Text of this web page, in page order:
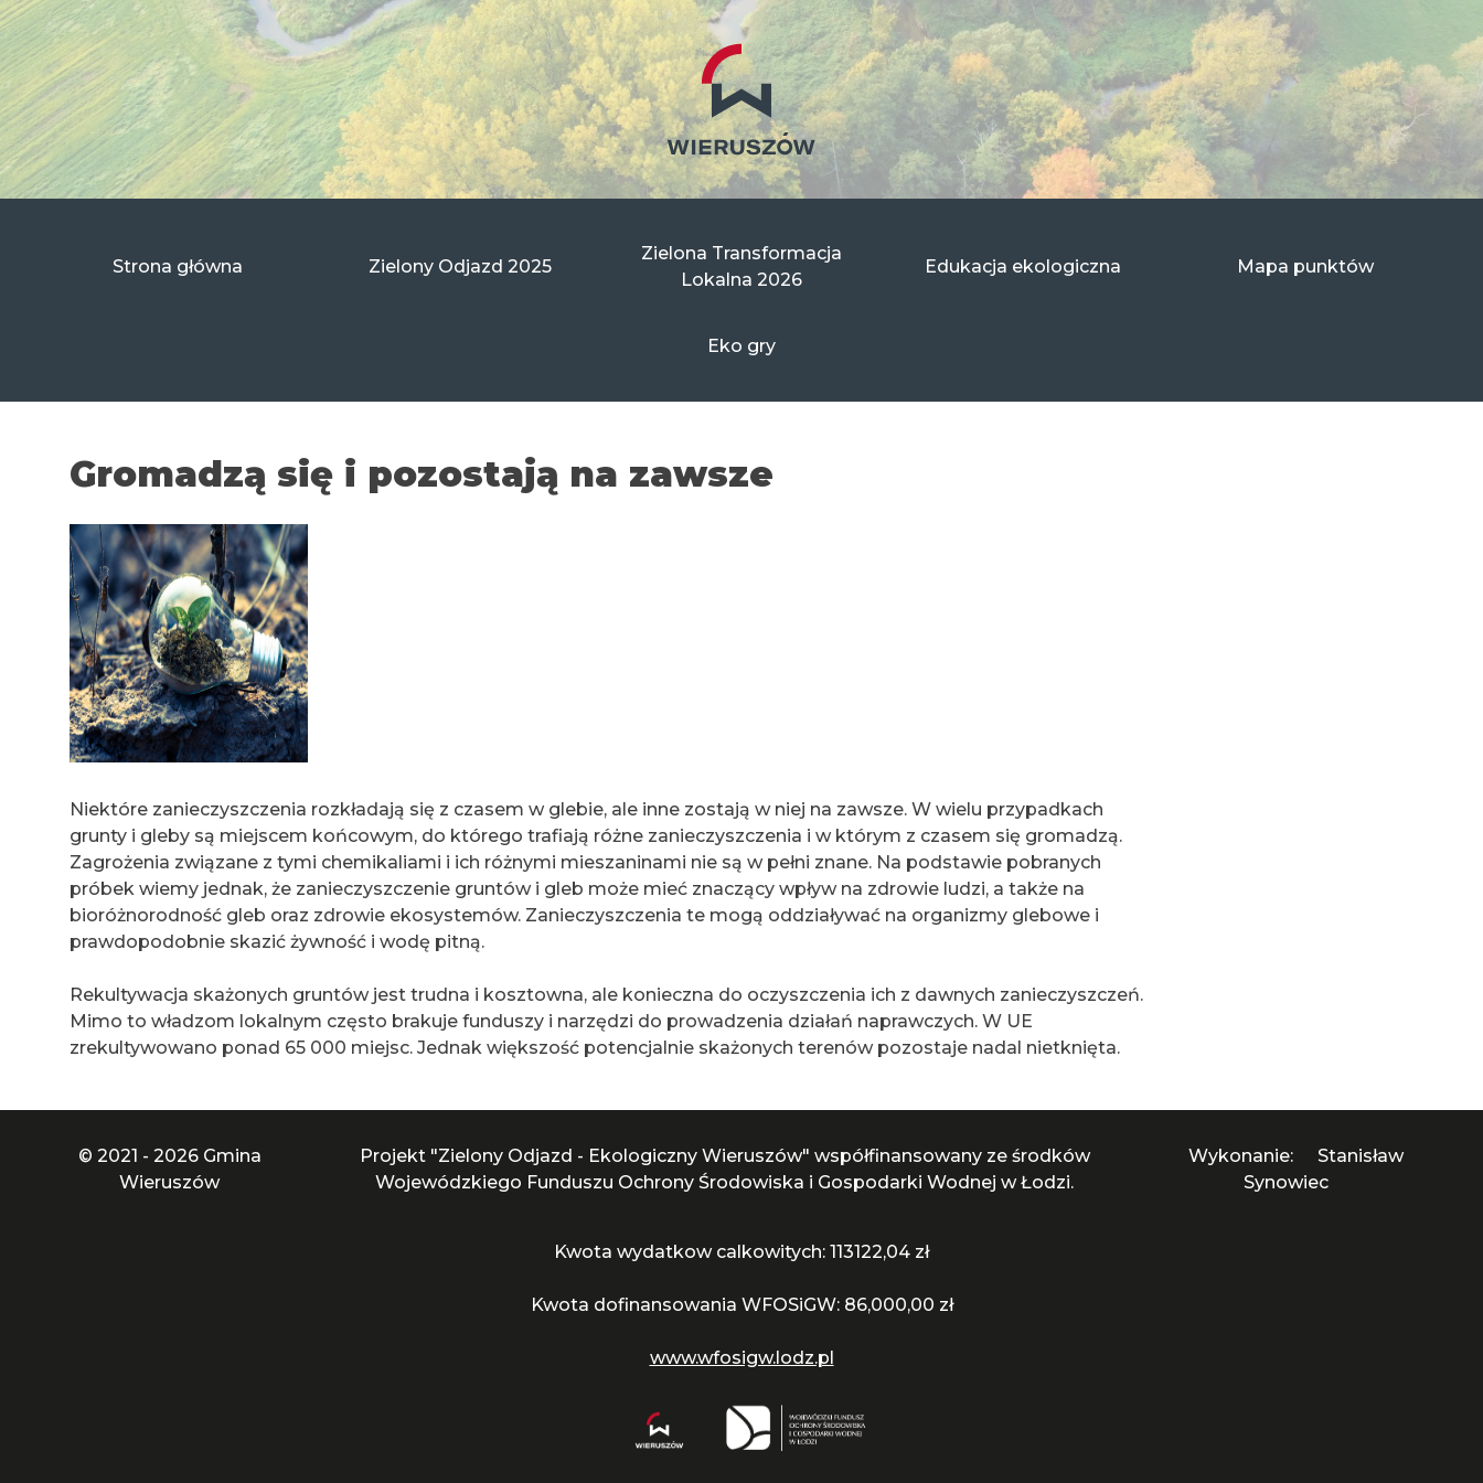
Przejdź
do
treści
Strona główna Zielony Odjazd 2025
Zielona Transformacja
Lokalna 2026
Edukacja ekologiczna Mapa punktów
Eko gry
Gromadzą się i pozostają na zawsze
Niektóre zanieczyszczenia rozkładają się z czasem w glebie, ale inne zostają w niej na zawsze. W wielu przypadkach
grunty i gleby są miejscem końcowym, do którego trafiają różne zanieczyszczenia i w którym z czasem się gromadzą.
Zagrożenia związane z tymi chemikaliami i ich różnymi mieszaninami nie są w pełni znane. Na podstawie pobranych
próbek wiemy jednak, że zanieczyszczenie gruntów i gleb może mieć znaczący wpływ na zdrowie ludzi, a także na
bioróżnorodność gleb oraz zdrowie ekosystemów. Zanieczyszczenia te mogą oddziaływać na organizmy glebowe i
prawdopodobnie skazić żywność i wodę pitną.
Rekultywacja skażonych gruntów jest trudna i kosztowna, ale konieczna do oczyszczenia ich z dawnych zanieczyszczeń.
Mimo to władzom lokalnym często brakuje funduszy i narzędzi do prowadzenia działań naprawczych. W UE
zrekultywowano ponad 65 000 miejsc. Jednak większość potencjalnie skażonych terenów pozostaje nadal nietknięta.
© 2021 - 2026 Gmina
Wieruszów
Projekt "Zielony Odjazd - Ekologiczny Wieruszów" współfinansowany ze środków
Wojewódzkiego Funduszu Ochrony Środowiska i Gospodarki Wodnej w Łodzi.
Wykonanie:
Stanisław
Synowiec
Kwota wydatkow calkowitych: 113122,04 zł
Kwota dofinansowania WFOSiGW: 86,000,00 zł
www.wfosigw.lodz.pl